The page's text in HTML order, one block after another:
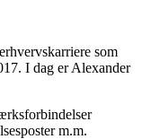
som
I dag er Alexander
m.m.